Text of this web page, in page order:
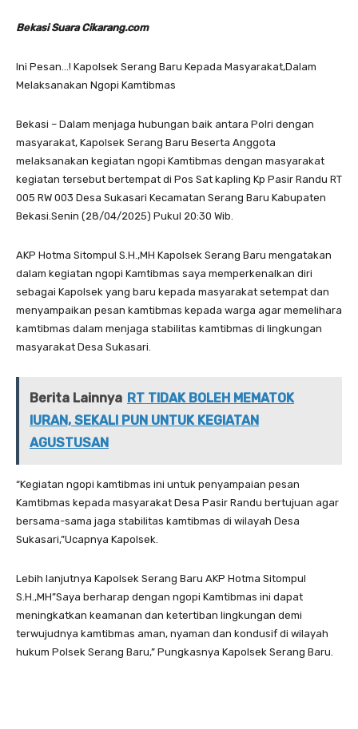
Bekasi Suara Cikarang.com
Ini Pesan…! Kapolsek Serang Baru Kepada Masyarakat,Dalam
Melaksanakan Ngopi Kamtibmas
Bekasi – Dalam menjaga hubungan baik antara Polri dengan
masyarakat, Kapolsek Serang Baru Beserta Anggota
melaksanakan kegiatan ngopi Kamtibmas dengan masyarakat
kegiatan tersebut bertempat di Pos Sat kapling Kp Pasir Randu RT
005 RW 003 Desa Sukasari Kecamatan Serang Baru Kabupaten
Bekasi.Senin (28/04/2025) Pukul 20:30 Wib.
AKP Hotma Sitompul S.H.,MH Kapolsek Serang Baru mengatakan
dalam kegiatan ngopi Kamtibmas saya memperkenalkan diri
sebagai Kapolsek yang baru kepada masyarakat setempat dan
menyampaikan pesan kamtibmas kepada warga agar memelihara
kamtibmas dalam menjaga stabilitas kamtibmas di lingkungan
masyarakat Desa Sukasari.
Berita Lainnya RT TIDAK BOLEH MEMATOK
IURAN, SEKALI PUN UNTUK KEGIATAN
AGUSTUSAN
“Kegiatan ngopi kamtibmas ini untuk penyampaian pesan
Kamtibmas kepada masyarakat Desa Pasir Randu bertujuan agar
bersama-sama jaga stabilitas kamtibmas di wilayah Desa
Sukasari,”Ucapnya Kapolsek.
Lebih lanjutnya Kapolsek Serang Baru AKP Hotma Sitompul
S.H.,MH”Saya berharap dengan ngopi Kamtibmas ini dapat
meningkatkan keamanan dan ketertiban lingkungan demi
terwujudnya kamtibmas aman, nyaman dan kondusif di wilayah
hukum Polsek Serang Baru,” Pungkasnya Kapolsek Serang Baru.